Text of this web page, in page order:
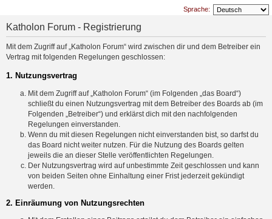
Sprache:
Katholon Forum - Registrierung
Mit dem Zugriff auf „Katholon Forum“ wird zwischen dir und dem Betreiber ein
Vertrag mit folgenden Regelungen geschlossen:
1. Nutzungsvertrag
Mit dem Zugriff auf „Katholon Forum“ (im Folgenden „das Board“)
schließt du einen Nutzungsvertrag mit dem Betreiber des Boards ab (im
Folgenden „Betreiber“) und erklärst dich mit den nachfolgenden
Regelungen einverstanden.
Wenn du mit diesen Regelungen nicht einverstanden bist, so darfst du
das Board nicht weiter nutzen. Für die Nutzung des Boards gelten
jeweils die an dieser Stelle veröffentlichten Regelungen.
Der Nutzungsvertrag wird auf unbestimmte Zeit geschlossen und kann
von beiden Seiten ohne Einhaltung einer Frist jederzeit gekündigt
werden.
2. Einräumung von Nutzungsrechten